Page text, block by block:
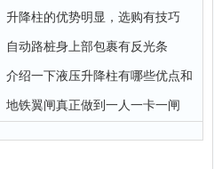
升降柱的优势明显，选购有技巧
自动路桩身上部包裹有反光条
介绍一下液压升降柱有哪些优点和
作用？
地铁翼闸真正做到一人一卡一闸